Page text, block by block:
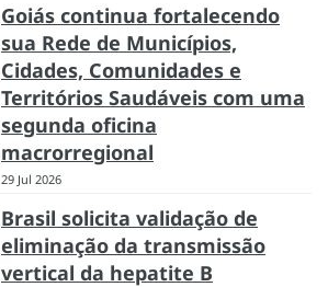
Goiás continua fortalecendo
sua Rede de Municípios,
Cidades, Comunidades e
Territórios Saudáveis com uma
segunda oficina
macrorregional
29 Jul 2026
Brasil solicita validação de
eliminação da transmissão
vertical da hepatite B